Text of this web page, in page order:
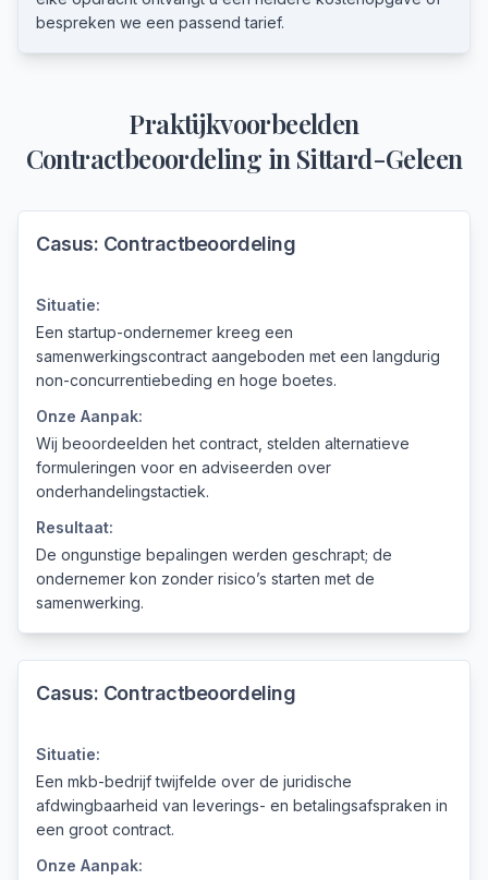
bespreken we een passend tarief.
Praktijkvoorbeelden
Contractbeoordeling in Sittard-Geleen
Casus: Contractbeoordeling
Situatie:
Een startup-ondernemer kreeg een
samenwerkingscontract aangeboden met een langdurig
non-concurrentiebeding en hoge boetes.
Onze Aanpak:
Wij beoordeelden het contract, stelden alternatieve
formuleringen voor en adviseerden over
onderhandelingstactiek.
Resultaat:
De ongunstige bepalingen werden geschrapt; de
ondernemer kon zonder risico’s starten met de
samenwerking.
Casus: Contractbeoordeling
Situatie:
Een mkb-bedrijf twijfelde over de juridische
afdwingbaarheid van leverings- en betalingsafspraken in
een groot contract.
Onze Aanpak: